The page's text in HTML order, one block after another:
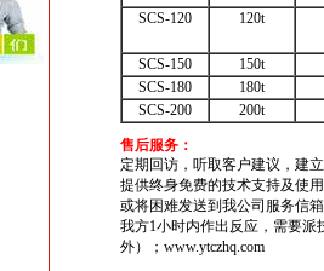
SCS-120 120t
SCS-150
150t
SCS-180
180t
SCS-200
200t
售后服务：
定期回访，听取客户建议，建
提供终身免费的技术支持及使
或将困难发送到我公司服务信箱
我方1小时内作出反应，需要派
外）； www.ytczhq.com